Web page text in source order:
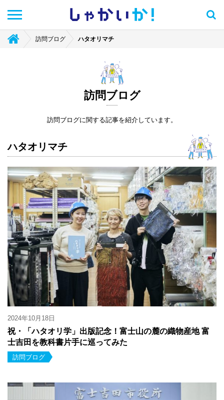
しゃかい か！
訪問ブログ ハタオリマチ
訪問ブログ
訪問ブログに関する記事を紹介しています。
ハタオリマチ
2024年10月18日
祝・「ハタオリ学」出版記念！富士山の麓の織物産地 富
士吉田を教科書片手に巡ってみた
訪問ブログ